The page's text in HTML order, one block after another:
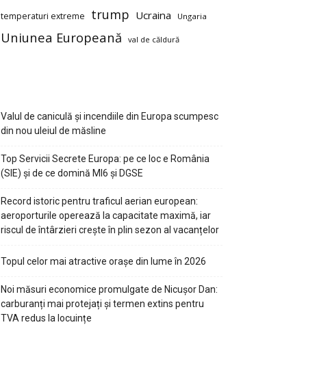
temperaturi extreme trump Ucraina Ungaria
Uniunea Europeană val de căldură
Valul de caniculă și incendiile din Europa scumpesc
din nou uleiul de măsline
Top Servicii Secrete Europa: pe ce loc e România
(SIE) și de ce domină MI6 și DGSE
Record istoric pentru traficul aerian european:
aeroporturile operează la capacitate maximă, iar
riscul de întârzieri crește în plin sezon al vacanțelor
Topul celor mai atractive orașe din lume în 2026
Noi măsuri economice promulgate de Nicușor Dan:
carburanți mai protejați și termen extins pentru
TVA redus la locuințe